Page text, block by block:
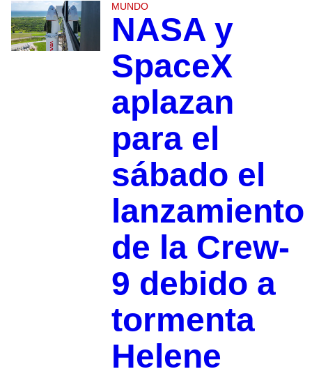
MUNDO
NASA y
SpaceX
aplazan
para el
sábado el
lanzamiento
de la Crew-
9 debido a
tormenta
Helene